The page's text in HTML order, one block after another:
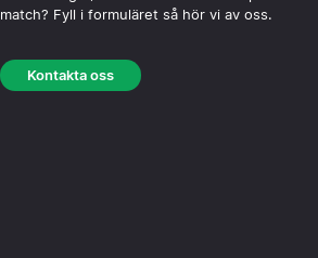
match? Fyll i formuläret så hör vi av oss.
Kontakta oss